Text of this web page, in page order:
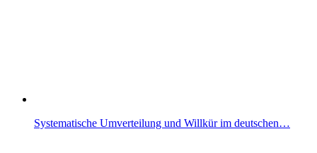
Systematische Umverteilung und Willkür im deutschen…